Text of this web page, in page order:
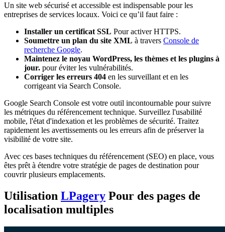
Un site web sécurisé et accessible est indispensable pour les
entreprises de services locaux. Voici ce qu’il faut faire :
Installer un certificat SSL Pour activer HTTPS.
Soumettre un plan du site XML à travers Console de
recherche Google.
Maintenez le noyau WordPress, les thèmes et les plugins à
jour. pour éviter les vulnérabilités.
Corriger les erreurs 404 en les surveillant et en les
corrigeant via Search Console.
Google Search Console est votre outil incontournable pour suivre
les métriques du référencement technique. Surveillez l'usabilité
mobile, l'état d'indexation et les problèmes de sécurité. Traitez
rapidement les avertissements ou les erreurs afin de préserver la
visibilité de votre site.
Avec ces bases techniques du référencement (SEO) en place, vous
êtes prêt à étendre votre stratégie de pages de destination pour
couvrir plusieurs emplacements.
Utilisation LPagery Pour des pages de
localisation multiples